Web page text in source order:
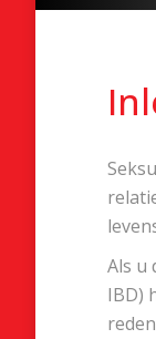
Als u
IBD)